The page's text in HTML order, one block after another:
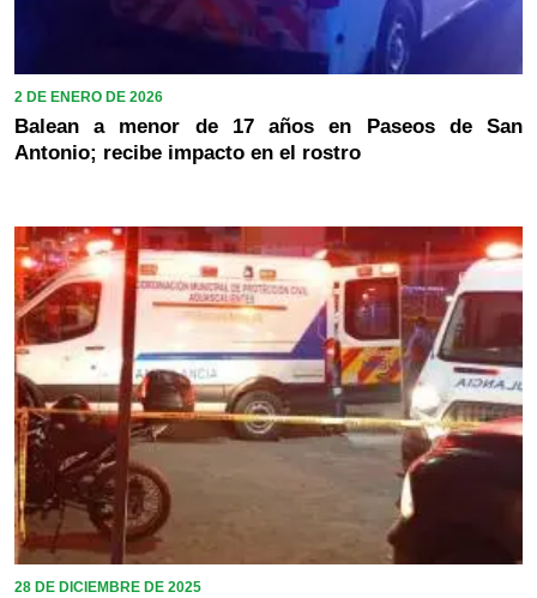
2 DE ENERO DE 2026
Balean a menor de 17 años en Paseos de San
Antonio; recibe impacto en el rostro
28 DE DICIEMBRE DE 2025